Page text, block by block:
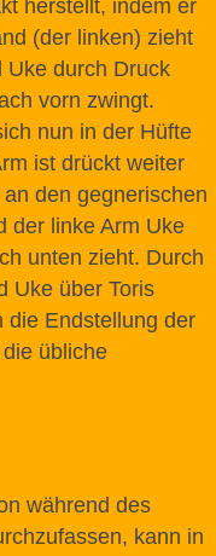
herstellt, indem er
(der linken) zieht
Uke durch Druck
vorn zwingt.
nun in der Hüfte
ist drückt weiter
den gegnerischen
der linke Arm Uke
unten zieht. Durch
Uke über Toris
die Endstellung der
übliche
während des
kann in